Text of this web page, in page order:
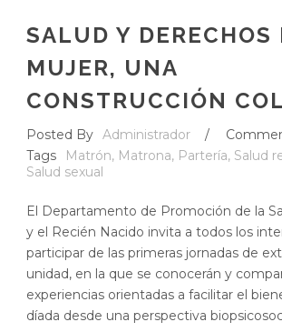
SALUD Y DERECHOS
MUJER, UNA
CONSTRUCCIÓN
Posted By Administrador /
Tags
Matrón, Matrona, Partería, Salud
Salud sexual
El Departamento de Promoción de la
y el Recién Nacido invita a todos los
participar de las primeras jornadas de
unidad, en la que se conocerán y
experiencias orientadas a facilitar el
díada desde una perspectiva